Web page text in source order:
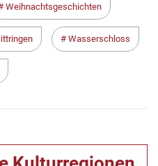
Weihnachtsgeschichten
Wasserschloss